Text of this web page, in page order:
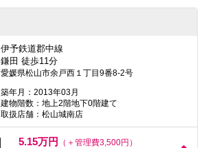
伊予鉄道郡中線
鎌田 徒歩11分
愛媛県松山市余戸西１丁目9番8-2号
築年月：2013年03月
建物階数：地上2階地下0階建て
取扱店舗：松山城南店
5.15万円
（＋管理費3,500円）